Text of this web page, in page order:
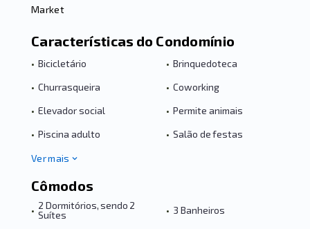
Market
Características do Condomínio
• Bicicletário • Brinquedoteca
• Churrasqueira • Coworking
• Elevador social • Permite animais
• Piscina adulto • Salão de festas
Ver mais
Cômodos
• 2 Dormitórios, sendo 2
Suítes
• 3 Banheiros